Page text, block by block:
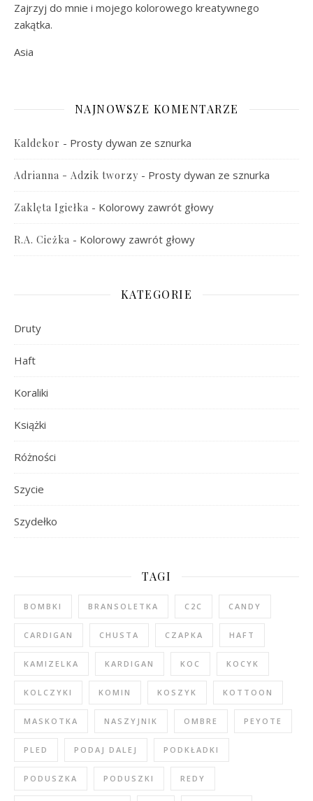
Zajrzyj do mnie i mojego kolorowego kreatywnego
zakątka.
Asia
NAJNOWSZE KOMENTARZE
Kaldekor - Prosty dywan ze sznurka
Adrianna - Adzik tworzy - Prosty dywan ze sznurka
Zaklęta Igiełka - Kolorowy zawrót głowy
R.A. Cieżka - Kolorowy zawrót głowy
KATEGORIE
Druty
Haft
Koraliki
Książki
Różności
Szycie
Szydełko
TAGI
BOMBKI BRANSOLETKA C2C CANDY
CARDIGAN CHUSTA CZAPKA HAFT
KAMIZELKA KARDIGAN KOC KOCYK
KOLCZYKI KOMIN KOSZYK KOTTOON
MASKOTKA NASZYJNIK OMBRE PEYOTE
PLED PODAJ DALEJ PODKŁADKI
PODUSZKA PODUSZKI REDY